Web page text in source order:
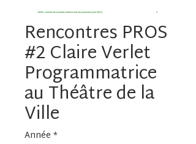
Rencontres PROS
#2 Claire Verlet
Programmatrice
au Théâtre de la
Ville
Année *